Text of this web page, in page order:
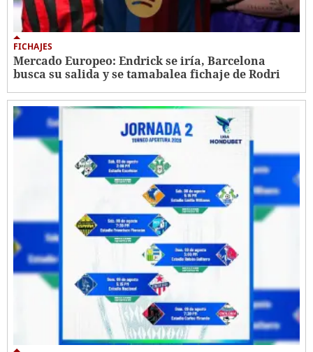
FICHAJES
Mercado Europeo: Endrick se iría, Barcelona
busca su salida y se tamabalea fichaje de Rodri